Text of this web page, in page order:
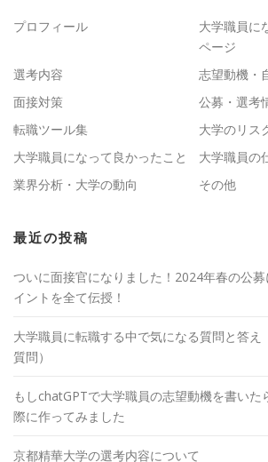
プロフィール
大学職員に
ページ
選考内容
志望動機・
面接対策
公募・選考
転職ツール集
大学のリス
大学職員になって良かったこと
大学職員の
業界分析・大学の動向
その他
最近の投稿
ついに面接官になりました！2024年春の公
イントを全て伝授！
大学職員に転職する中で気になる質問と答え
質問）
もしchatGPTで大学職員の志望動機を書いた
際に作ってみました
京都精華大学の選考内容について